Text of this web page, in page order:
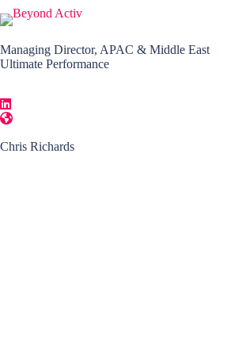
Managing Director, APAC & Middle East
Ultimate Performance
Chris Richards